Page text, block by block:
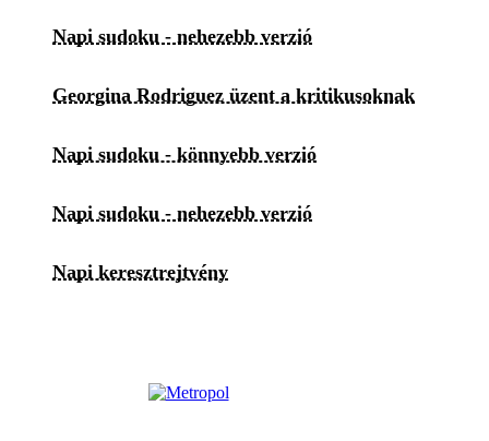
Napi sudoku - nehezebb verzió
Georgina Rodriguez üzent a kritikusoknak
Napi sudoku - könnyebb verzió
Napi sudoku - nehezebb verzió
Napi keresztrejtvény